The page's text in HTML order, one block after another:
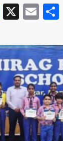
Li X E
ai
l